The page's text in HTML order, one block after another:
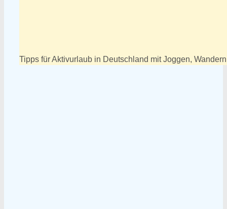
Tipps für Aktivurlaub in Deutschland mit Joggen,